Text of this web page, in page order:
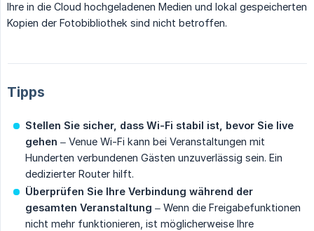
Ihre in die Cloud hochgeladenen Medien und lokal gespeicherten
Kopien der Fotobibliothek sind nicht betroffen.
Tipps
Stellen Sie sicher, dass Wi-Fi stabil ist, bevor Sie live
gehen – Venue Wi-Fi kann bei Veranstaltungen mit
Hunderten verbundenen Gästen unzuverlässig sein. Ein
dedizierter Router hilft.
Überprüfen Sie Ihre Verbindung während der
gesamten Veranstaltung – Wenn die Freigabefunktionen
nicht mehr funktionieren, ist möglicherweise Ihre